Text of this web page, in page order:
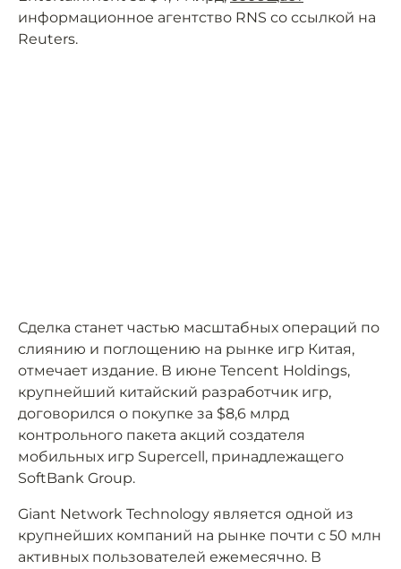
информационное агентство RNS со ссылкой на
Reuters.
Сделка станет частью масштабных операций по
слиянию и поглощению на рынке игр Китая,
отмечает издание. В июне Tencent Holdings,
крупнейший китайский разработчик игр,
договорился о покупке за $8,6 млрд
контрольного пакета акций создателя
мобильных игр Supercell, принадлежащего
SoftBank Group.
Giant Network Technology является одной из
крупнейших компаний на рынке почти с 50 млн
активных пользователей ежемесячно. В